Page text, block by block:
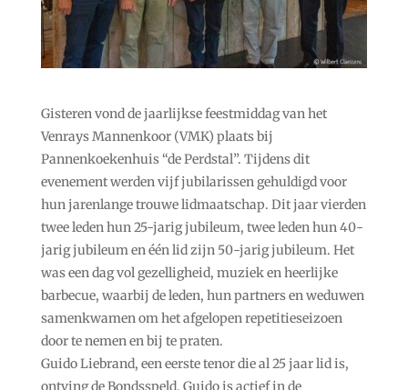
Gisteren vond de jaarlijkse feestmiddag van het
Venrays Mannenkoor (VMK) plaats bij
Pannenkoekenhuis “de Perdstal”. Tijdens dit
evenement werden vijf jubilarissen gehuldigd voor
hun jarenlange trouwe lidmaatschap. Dit jaar vierden
twee leden hun 25-jarig jubileum, twee leden hun 40-
jarig jubileum en één lid zijn 50-jarig jubileum. Het
was een dag vol gezelligheid, muziek en heerlijke
barbecue, waarbij de leden, hun partners en weduwen
samenkwamen om het afgelopen repetitieseizoen
door te nemen en bij te praten.
Guido Liebrand, een eerste tenor die al 25 jaar lid is,
ontving de Bondsspeld. Guido is actief in de